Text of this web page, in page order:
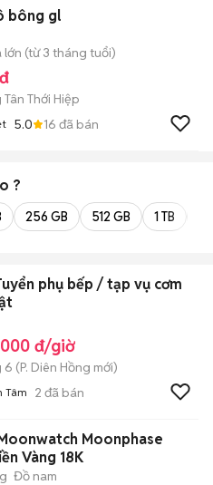
bông gl
lớn (từ 3 tháng tuổi)
Thới Hiệp
5.0 16 đã bán
?
256 GB 512 GB 1 TB
phụ bếp / tạp vụ cơm
đ/giờ
6 (P. Diên Hồng mới)
Tâm 2 đã bán
Moonphase
Vàng 18K
Đồ nam